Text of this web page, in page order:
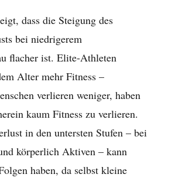
dass die Steigung des
bei niedrigerem
flacher ist. Elite-Athleten
Alter mehr Fitness –
verlieren weniger, haben
kaum Fitness zu verlieren.
in den untersten Stufen – bei
körperlich Aktiven – kann
haben, da selbst kleine